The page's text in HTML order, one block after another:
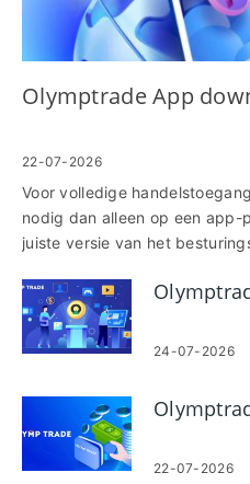
Olymptrade App
22-07-2026
Voor volledige
nodig dan alleen op een
juiste versie van het
voltooien en voor de eerste
gebruikers struikelen over
onverwachte
worden geïnstalleerd of
account. Als u uw apparaat
vertragingen en vermijdt u
verificatieherhalingen na
24-07-2026
22-07-2026